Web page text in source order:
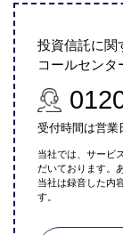
投資信託に関
コールセンタ
受付時間は営業
当社では、サービ
だいております。
当社は録音した内
す。